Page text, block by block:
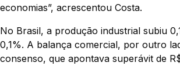
economias”, acrescentou Costa.
No Brasil, a produção industrial subiu
0,1%. A balança comercial, por outro
consenso, que apontava superávit de